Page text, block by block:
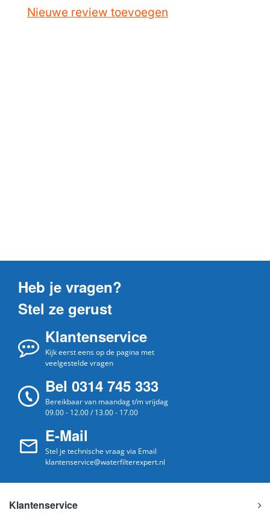
Nieuwe review toevoegen
Heb je vragen?
Stel ze gerust
Klantenservice
Kijk eerst eens op de pagina met
veelgestelde vragen
Bel 0314 745 333
Bereikbaar van maandag t/m vrijdag
09.00 - 12.00 / 13.00 - 17.00
E-Mail
Stel je technische vraag via Email
klantenservice@waterfilterexpert.nl
Klantenservice